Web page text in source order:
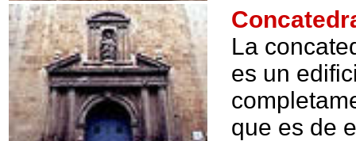
La
es un
que es de